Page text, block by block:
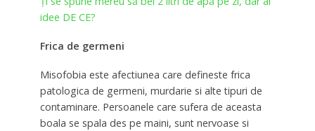
idee DE CE?
Frica de germeni
Misofobia este afectiunea care defineste frica
patologica de germeni, murdarie si alte tipuri de
contaminare. Persoanele care sufera de aceasta
boala se spala des pe maini, sunt nervoase si